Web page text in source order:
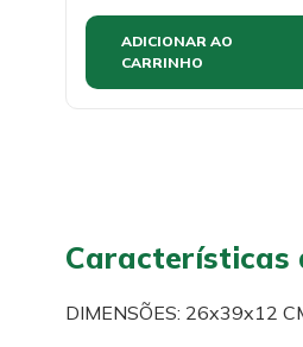
ADICIONAR AO
CARRINHO
Características
DIMENSÕES: 26x39x12